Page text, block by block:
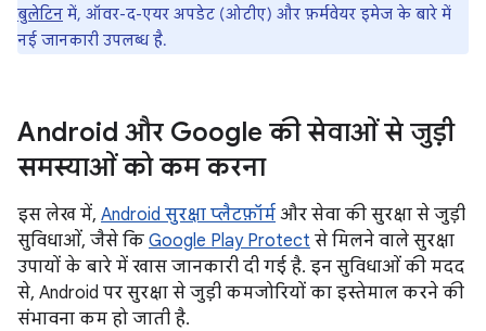
बुलेटिन में, ऑवर-द-एयर अपडेट (ओटीए) और फ़र्मवेयर इमेज के बारे में
नई जानकारी उपलब्ध है.
Android और Google की सेवाओं से जुड़ी
समस्याओं को कम करना
इस लेख में, Android सुरक्षा प्लैटफ़ॉर्म और सेवा की सुरक्षा से जुड़ी
सुविधाओं, जैसे कि Google Play Protect से मिलने वाले सुरक्षा
उपायों के बारे में खास जानकारी दी गई है. इन सुविधाओं की मदद
से, Android पर सुरक्षा से जुड़ी कमजोरियों का इस्तेमाल करने की
संभावना कम हो जाती है.